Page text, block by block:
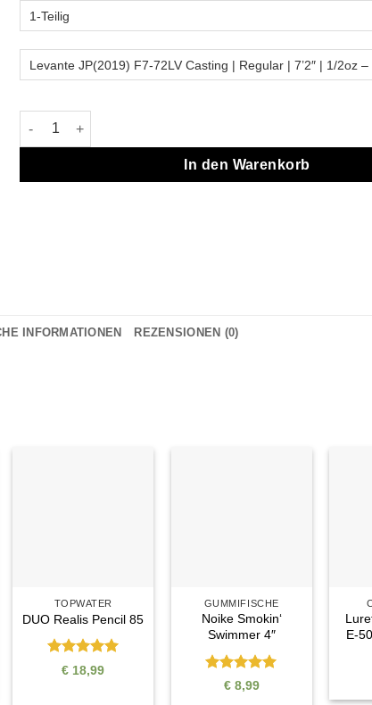
Megabass Levante JP (2019) Baitcast-Rute Menge
In den Warenkorb
INFORMATIONEN REZENSIONEN (0)
TOPWATER
DUO Realis Pencil 85
Bewertet
von
€ 18,99
GUMMIFISCHE
Noike Smokin‘
Swimmer 4″
Bewertet
€8,99
E-